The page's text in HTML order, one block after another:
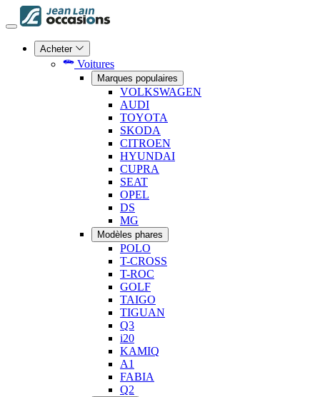
Acheter
Voitures
Marques populaires
VOLKSWAGEN
AUDI
TOYOTA
SKODA
CITROEN
HYUNDAI
CUPRA
SEAT
OPEL
DS
MG
Modèles phares
POLO
T-CROSS
T-ROC
GOLF
TAIGO
TIGUAN
Q3
i20
KAMIQ
A1
FABIA
Q2